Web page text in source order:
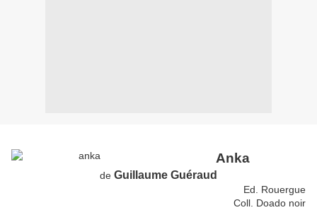
Anka
de Guillaume Guéraud
Ed. Rouergue
Coll. Doado noir